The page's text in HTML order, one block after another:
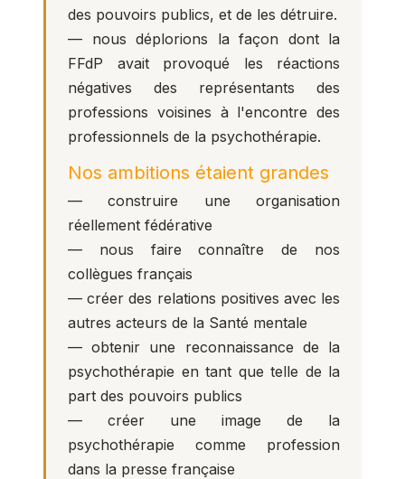
des pouvoirs publics, et de les détruire.
— nous déplorions la façon dont la
FFdP avait provoqué les réactions
négatives des représentants des
professions voisines à l'encontre des
professionnels de la psychothérapie.
Nos ambitions étaient grandes
— construire une organisation
réellement fédérative
— nous faire connaître de nos
collègues français
— créer des relations positives avec les
autres acteurs de la Santé mentale
— obtenir une reconnaissance de la
psychothérapie en tant que telle de la
part des pouvoirs publics
— créer une image de la
psychothérapie comme profession
dans la presse française